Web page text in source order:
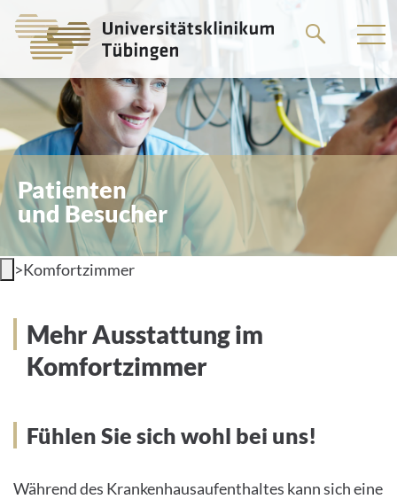
Springe
zum
Patienten
und Besucher
>Komfortzimmer
Mehr Ausstattung im
Komfortzimmer
Fühlen Sie sich wohl bei uns!
Während des Krankenhausaufenthaltes kann sich eine